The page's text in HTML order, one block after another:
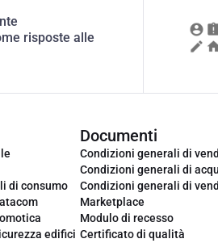
risposte alle
di consumo
edifici
Documenti
Condizioni generali di
Condizioni generali di
Condizioni generali di
Marketplace
Modulo di recesso
Certificato di qualità